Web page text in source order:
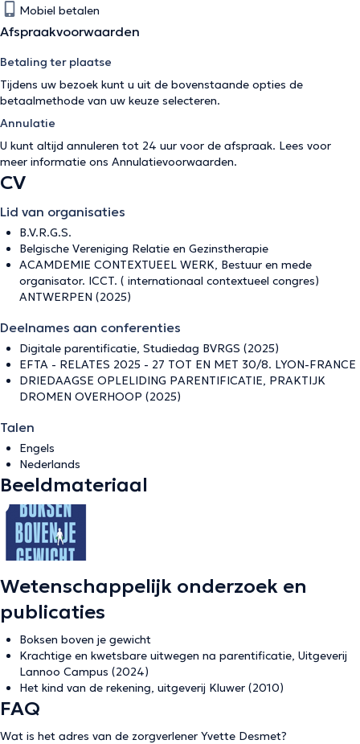
Mobiel betalen
Afspraakvoorwaarden
Betaling ter plaatse
Tijdens uw bezoek kunt u uit de bovenstaande opties de
betaalmethode van uw keuze selecteren.
Annulatie
U kunt altijd annuleren tot 24 uur voor de afspraak. Lees voor
meer informatie ons Annulatievoorwaarden.
CV
Lid van organisaties
B.V.R.G.S.
Belgische Vereniging Relatie en Gezinstherapie
ACAMDEMIE CONTEXTUEEL WERK, Bestuur en mede
organisator. ICCT. ( internationaal contextueel congres)
ANTWERPEN (2025)
Deelnames aan conferenties
Digitale parentificatie, Studiedag BVRGS (2025)
EFTA - RELATES 2025 - 27 TOT EN MET 30/8. LYON-FRANCE
DRIEDAAGSE OPLELIDING PARENTIFICATIE, PRAKTIJK
DROMEN OVERHOOP (2025)
Talen
Engels
Nederlands
Beeldmateriaal
Wetenschappelijk onderzoek en
publicaties
Boksen boven je gewicht
Krachtige en kwetsbare uitwegen na parentificatie, Uitgeverij
Lannoo Campus (2024)
Het kind van de rekening, uitgeverij Kluwer (2010)
FAQ
Wat is het adres van de zorgverlener Yvette Desmet?